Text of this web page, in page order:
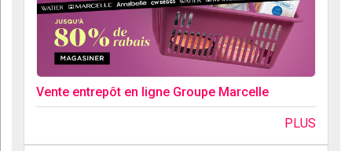
Vente entrepôt en ligne Groupe Marcelle
PLUS